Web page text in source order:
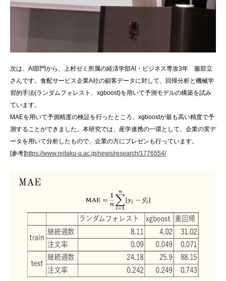
次は、AI部門から、上村ゼミ所属の経済学部AI・ビジネス専攻3年 服部立
さんです。食配サービス企業A社の顧客データに対して、回帰分析と機械学
習的手法(ランダムフォレスト、xgboost)を用いて予測モデルの構築を試み
ています。
MAEを用いて予測精度の検証を行ったところ、xgboostが最も高い精度で予
測することができました。本研究では、産学連携の一環として、企業の実デ
ータを用いて分析したもので、企業の方にプレゼンも行っています。
[参考] https://www.reitaku-u.ac.jp/news/research/1776554/